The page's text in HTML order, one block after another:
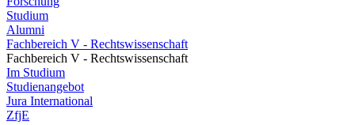
Studium
Alumni
Fachbereich V - Rechtswissenschaft
Fachbereich V - Rechtswissenschaft
Im Studium
Studienangebot
Jura International
ZfjE